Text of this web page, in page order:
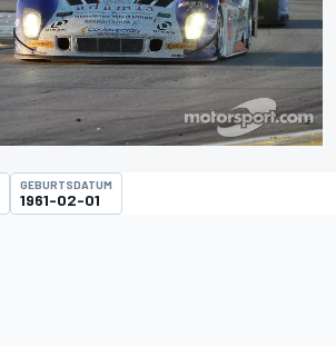
GEBURTSDATUM
1961-02-01